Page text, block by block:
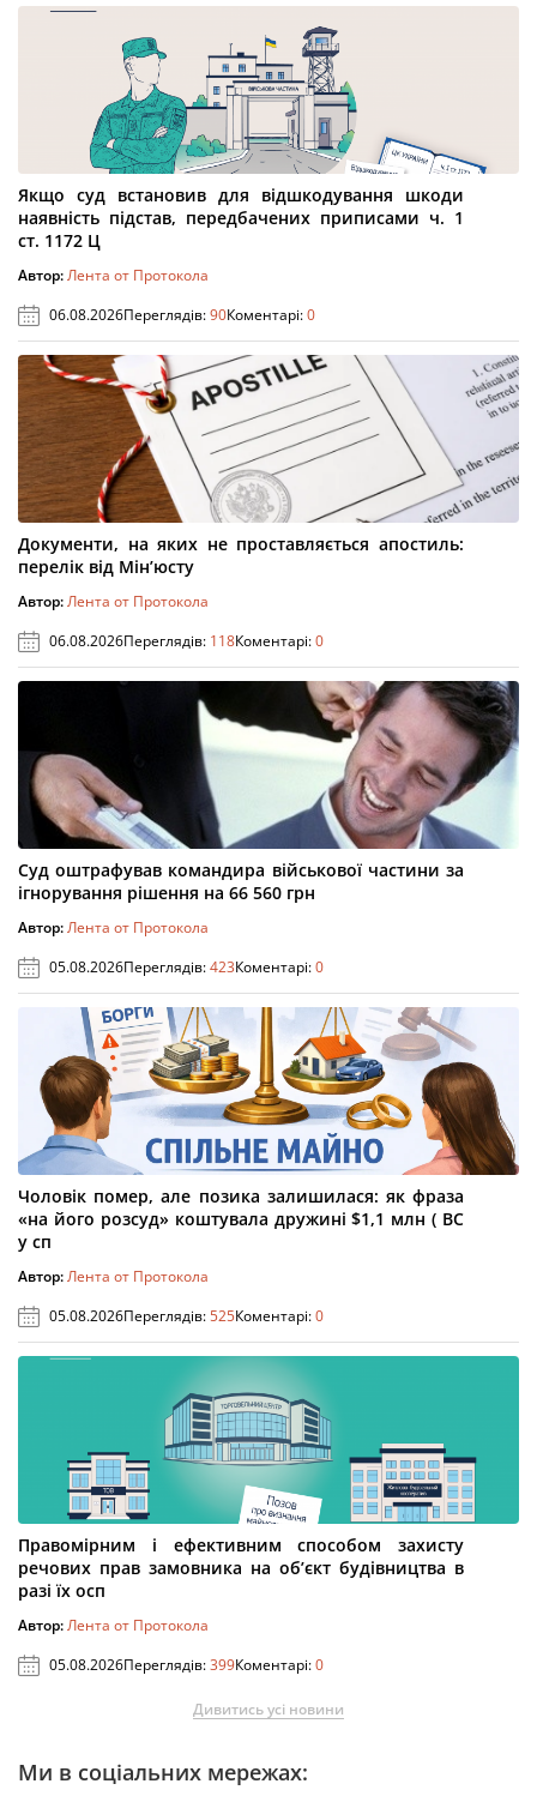
Якщо суд встановив для відшкодування шкоди
наявність підстав, передбачених приписами ч. 1
ст. 1172 Ц
Автор:Лента от Протокола
06.08.2026Переглядів:90Коментарі:0
Документи, на яких не проставляється апостиль:
перелік від Мін’юсту
Автор:Лента от Протокола
06.08.2026Переглядів: 118Коментарі:0
Суд оштрафував командира військової частини за
ігнорування рішення на 66 560 грн
Автор:Лента от Протокола
05.08.2026Переглядів:423Коментарі:0
Чоловік помер, але позика залишилася: як фраза
«на його розсуд» коштувала дружині $1,1 млн ( ВС
у сп
Автор:Лента от Протокола
05.08.2026Переглядів:525Коментарі:0
Правомірним і ефективним способом захисту
речових прав замовника на об’єкт будівництва в
разі їх осп
Автор:Лента от Протокола
05.08.2026Переглядів:399Коментарі:0
Дивитись усі новини
Ми в соціальних мережах: